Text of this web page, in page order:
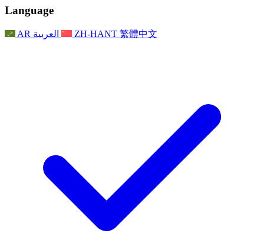
For Families
最新消息
家庭心理支持
家庭更新
事件
聯繫
For Families
家庭心理支持
家庭更新
Reports
獨立審查的最終報告
獨立審查報告的首次報告
For Families
Nottingham
家庭心理支援服務
心理健康危機支援
基於信仰的喪親支援
對於父親
Language
AR العربية ZH-HANT 繁體中文